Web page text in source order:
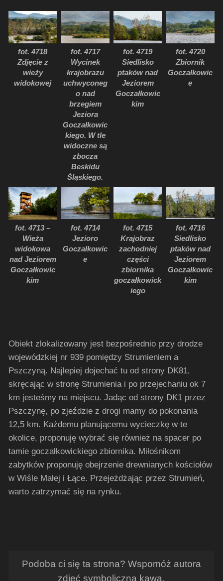
fot. 4718
Zdjęcie z
wieży
widokowej
fot. 4717
Wycinek
krajobrazu
uchwyconeg
o nad
brzegiem
Jeziora
Goczałkowic
kiego. W tle
widoczne są
zbocza
Beskidu
Śląskiego.
fot. 4719
Siedlisko
ptaków nad
Jeziorem
Goczałkowic
kim
fot. 4720
Zbiornik
Goczałkowic
e
fot. 4713 –
Wieża
widokowa
nad Jeziorem
Goczałkowic
kim
fot. 4714
Jezioro
Goczałkowic
e
fot. 4715
Krajobraz
zachodniej
części
zbiornika
goczałkowick
iego
fot. 4716
Siedlisko
ptaków nad
Jeziorem
Goczałkowic
kim
Obiekt zlokalizowany jest bezpośrednio przy drodze
wojewódzkiej nr 939 pomiędzy Strumieniem a
Pszczyną. Najlepiej dojechać tu od strony DK81,
skręcając w stronę Strumienia i po przejechaniu ok 7
km jesteśmy na miejscu. Jadąc od strony DK1 przez
Pszczynę, po zjeździe z drogi mamy do pokonania
12,5 km. Każdemu planującemu wycieczkę w te
okolice, proponuję wybrać się również na spacer po
tamie goczałkowickiego zbiornika. Miłośnikom
zabytków proponuję obejrzenie drewnianych kościołów
w Wiśle Małej i Łące. Przejeżdżając przez Strumień,
warto zatrzymać się na rynku.
Podoba ci się ta strona? Wspomóż autora
zdjęć symboliczną kawą.